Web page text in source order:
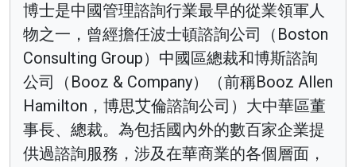
博士是中國管理諮詢行業最早的從業領軍人
物之一，曾經擔任波士頓諮詢公司（Boston
Consulting Group）中國區總裁和博斯諮詢
公司（Booz & Company）（前稱Booz Allen
Hamilton，博思艾倫諮詢公司）大中華區董
事長、總裁。為包括國內外的數百家企業提
供過諮詢服務，涉及在華商業的各個層面，